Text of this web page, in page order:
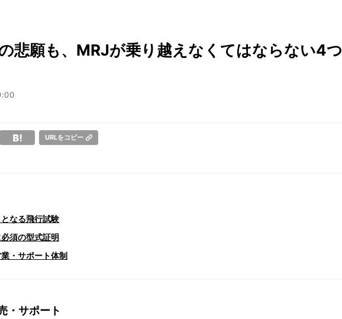
悲願も、MRJが乗り越えなくてはならない4つ
URLをコピー
なる飛行試験
須の型式証明
・サポート体制
・サポート